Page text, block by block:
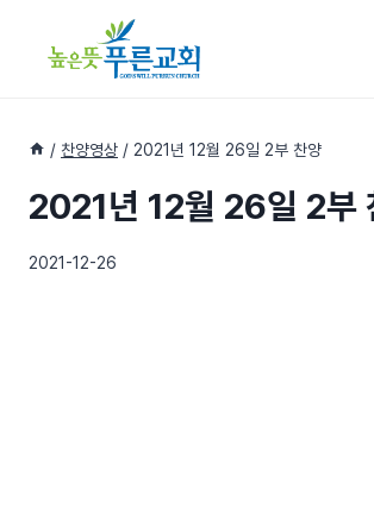
/ 찬양영상 / 2021년 12월 26일 2부 찬양
2021년 12월 26일 2부
2021-12-26